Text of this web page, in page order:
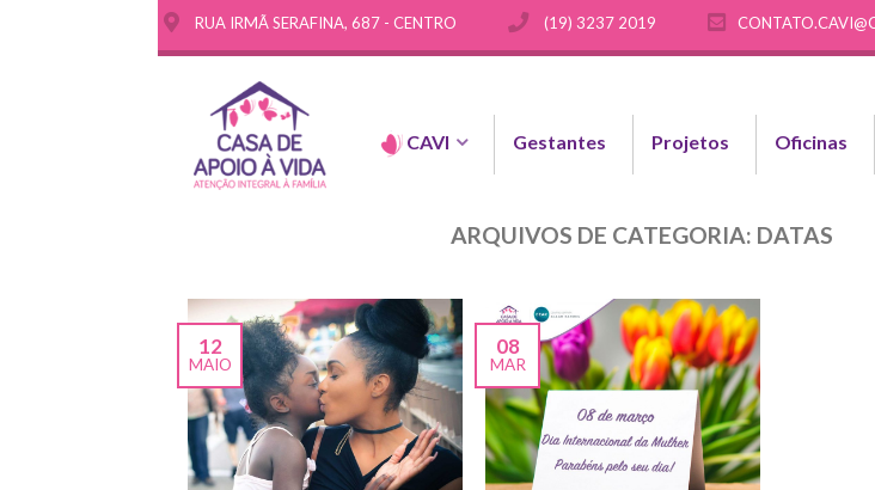
RUA IRMÃ SERAFINA, 687 - CENTRO (19) 3237 2019
CAVI Gestantes Projetos Oficinas
ARQUIVOS DE CATEGORIA: DATAS
12
MAIO
08
MAR